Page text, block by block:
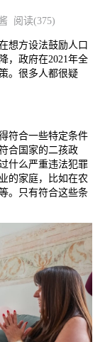
阅读(375)
方设法鼓励人口
，政府在2021年全
。很多人都很疑
符合一些特定条件
合国家的二孩政
什么严重违法犯罪
的家庭，比如在农
。只有符合这些条